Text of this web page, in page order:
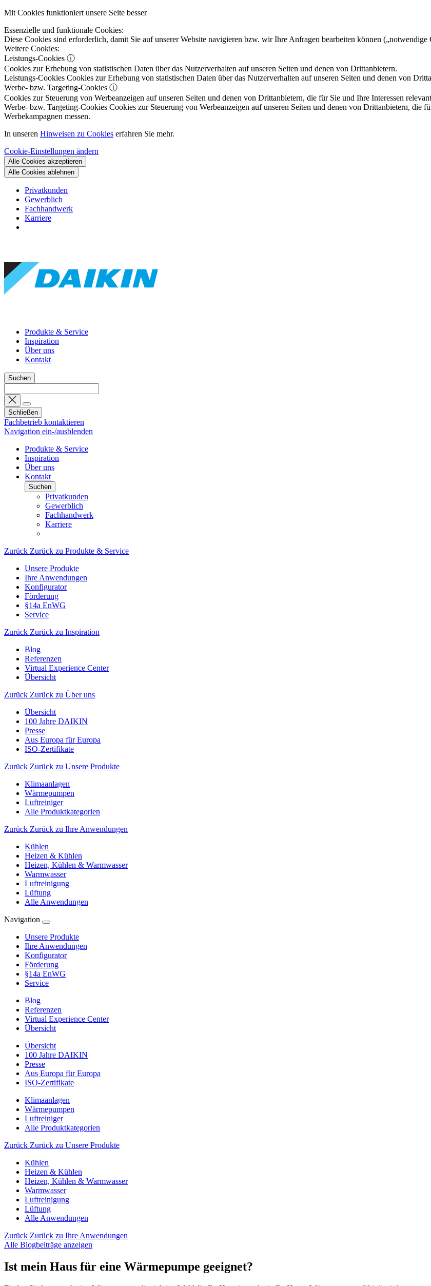
Mit Cookies funktioniert unsere Seite besser
Essenzielle und funktionale Cookies:
Diese Cookies sind erforderlich, damit Sie auf unserer Website navigieren bzw. wir Ihre Anfragen bearbeiten können („notwendige
Weitere Cookies:
Leistungs-Cookies ⓘ
Cookies zur Erhebung von statistischen Daten über das Nutzerverhalten auf unseren Seiten und denen von Drittanbietern.
Leistungs-Cookies Cookies zur Erhebung von statistischen Daten über das Nutzerverhalten auf unseren Seiten und denen von
Werbe- bzw. Targeting-Cookies ⓘ
Cookies zur Steuerung von Werbeanzeigen auf unseren Seiten und denen von Drittanbietern, die für Sie und Ihre Interessen
Werbe- bzw. Targeting-Cookies Cookies zur Steuerung von Werbeanzeigen auf unseren Seiten und denen von Drittanbietern, die
Werbekampagnen messen.
In unseren Hinweisen zu Cookies erfahren Sie mehr.
Cookie-Einstellungen ändern
Alle Cookies akzeptieren
Alle Cookies ablehnen
Privatkunden
Gewerblich
Fachhandwerk
Karriere
Produkte & Service
Inspiration
Über uns
Kontakt
Suchen
Schließen
Fachbetrieb kontaktieren
Navigation ein-/ausblenden
Produkte & Service
Inspiration
Über uns
Kontakt
Suchen
Privatkunden
Gewerblich
Fachhandwerk
Karriere
Zurück Zurück zu Produkte & Service
Unsere Produkte
Ihre Anwendungen
Konfigurator
Förderung
§14a EnWG
Service
Zurück Zurück zu Inspiration
Blog
Referenzen
Virtual Experience Center
Übersicht
Zurück Zurück zu Über uns
Übersicht
100 Jahre DAIKIN
Presse
Aus Europa für Europa
ISO-Zertifikate
Zurück Zurück zu Unsere Produkte
Klimaanlagen
Wärmepumpen
Luftreiniger
Alle Produktkategorien
Zurück Zurück zu Ihre Anwendungen
Kühlen
Heizen & Kühlen
Heizen, Kühlen & Warmwasser
Warmwasser
Luftreinigung
Lüftung
Alle Anwendungen
Navigation
Unsere Produkte
Ihre Anwendungen
Konfigurator
Förderung
§14a EnWG
Service
Blog
Referenzen
Virtual Experience Center
Übersicht
Übersicht
100 Jahre DAIKIN
Presse
Aus Europa für Europa
ISO-Zertifikate
Klimaanlagen
Wärmepumpen
Luftreiniger
Alle Produktkategorien
Zurück Zurück zu Unsere Produkte
Kühlen
Heizen & Kühlen
Heizen, Kühlen & Warmwasser
Warmwasser
Luftreinigung
Lüftung
Alle Anwendungen
Zurück Zurück zu Ihre Anwendungen
Alle Blogbeiträge anzeigen
Ist mein Haus für eine Wärmepumpe geeignet?